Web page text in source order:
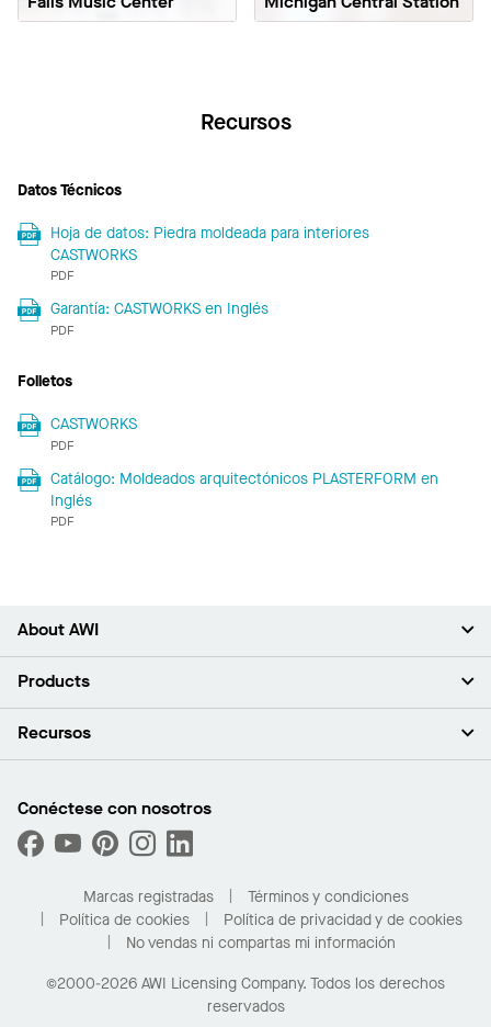
Recursos
Datos Técnicos
Hoja de datos: Piedra moldeada para interiores
CASTWORKS
PDF
Garantía: CASTWORKS en Inglés
PDF
Folletos
CASTWORKS
PDF
Catálogo: Moldeados arquitectónicos PLASTERFORM en
Inglés
PDF
About AWI
Acerca de nosotros
Sala de prensa
¿Cuáles son mis opciones de compra?
Products
Plafones
Capacidades personalizadas
Desempeño
Recursos
Buscar un distribuidor
Solicitar muestras
Compre en línea con Kanopi
Para el hogar
Conéctese con nosotros
Marcas registradas
Términos y condiciones
Política de cookies
Política de privacidad y de cookies
No vendas ni compartas mi información
©2000-2026 AWI Licensing Company. Todos los derechos
reservados